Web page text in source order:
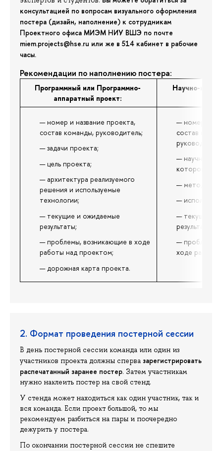
консультацией по вопросам визуального оформления
постера (дизайн, наполнение) к сотрудникам
Проектного офиса МИЭМ НИУ ВШЭ по почте
miem.projects@hse.ru или же в 514 кабинет в рабочие
часы.
Рекомендации по наполнению постера:
Программный или Программно-
аппаратный проект:
Научно-
номер и название проекта,
состав команды, руководитель;
задачи проекта;
цель проекта;
архитектура реализуемого
решения и используемые
технологии;
текущие и ожидаемые
результаты;
проблемы, возникающие в ходе
работы над проектом;
дорожная карта проекта.
номер и
состав
научная
которой
методы и
текущие и
результаты;
проблемы,
ходе работы
2. Формат проведения постерной сессии
В день постерной сессии команда или один из
участников проекта должны сперва зарегистрировать
распечатанный заранее постер. Затем участникам
нужно наклеить постер на свой стенд.
У стенда может находиться как один участник, так и
вся команда. Если проект большой, то мы
рекомендуем разбиться на пары и поочередно
дежурить у постера.
По окончании постерной сессии не спешите